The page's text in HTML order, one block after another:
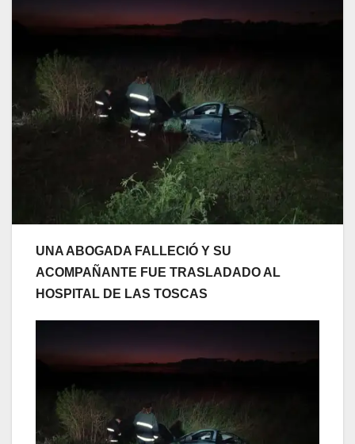
UNA ABOGADA FALLECIÓ Y SU
ACOMPAÑANTE FUE TRASLADADO AL
HOSPITAL DE LAS TOSCAS